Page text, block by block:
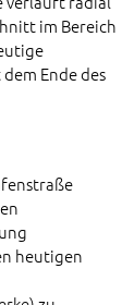
im Bereich
Ende des
heutigen